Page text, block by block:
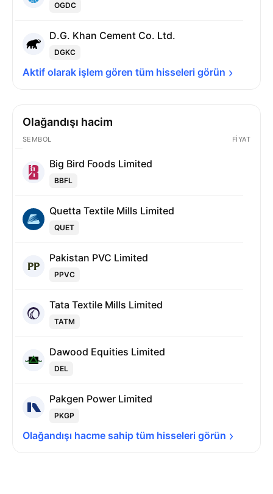
OGDC
D.G. Khan Cement Co. Ltd.
DGKC
Aktif olarak işlem gören tüm hisseleri görün
Olağandışı hacim
SEMBOL FIYAT
Big Bird Foods Limited
BBFL
Quetta Textile Mills Limited
QUET
Pakistan PVC Limited
PPVC
Tata Textile Mills Limited
TATM
Dawood Equities Limited
DEL
Pakgen Power Limited
PKGP
Olağandışı hacme sahip tüm hisseleri görün